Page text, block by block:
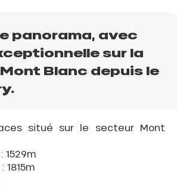
panorama, avec
sur la
Blanc depuis le
situé sur le secteur Mont
1529m